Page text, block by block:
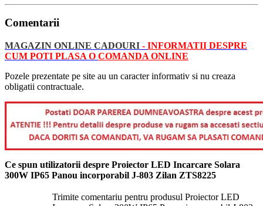
Comentarii
MAGAZIN ONLINE CADOURI - INFORMATII DESPRE
CUM POTI PLASA O COMANDA ONLINE
Pozele prezentate pe site au un caracter informativ si nu creaza
obligatii contractuale.
Ce spun utilizatorii despre Proiector LED Incarcare Solara
300W IP65 Panou incorporabil J-803 Zilan ZTS8225
Trimite comentariu pentru produsul Proiector LED